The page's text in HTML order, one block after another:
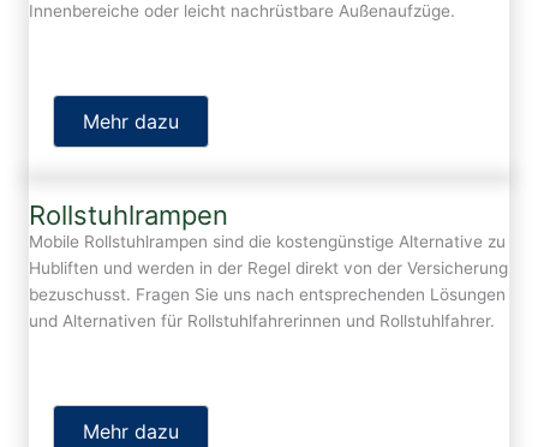
Innenbereiche oder leicht nachrüstbare Außenaufzüge.
Mehr dazu
Rollstuhlrampen
Mobile Rollstuhlrampen sind die kostengünstige Alternative zu
Hubliften und werden in der Regel direkt von der Versicherung
bezuschusst. Fragen Sie uns nach entsprechenden Lösungen
und Alternativen für Rollstuhlfahrerinnen und Rollstuhlfahrer.
Mehr dazu